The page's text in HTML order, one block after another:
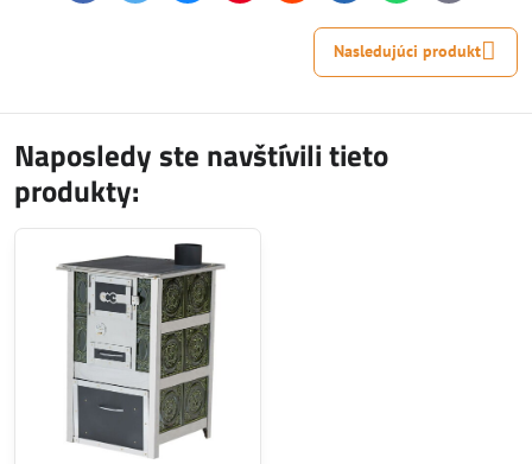
mail
Nasledujúci produkt
Naposledy ste navštívili tieto
produkty: